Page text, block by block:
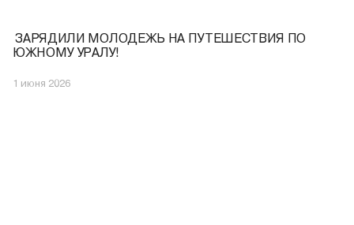
️ ЗАРЯДИЛИ МОЛОДЕЖЬ НА ПУТЕШЕСТВИЯ ПО
ЮЖНОМУ УРАЛУ!
1 июня 2026